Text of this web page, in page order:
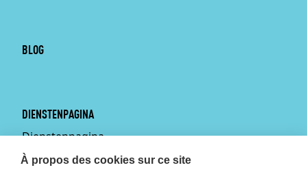
À propos des cookies sur ce site
BLOG
DIENSTENPAGINA
Dienstenpagina
Persoonlijke training aan